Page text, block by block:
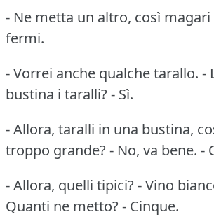
- Ne metta un altro, così
fermi.
- Vorrei anche qualche tarallo. -
bustina i taralli? - Sì.
- Allora, taralli in una bustina,
troppo grande? - No, va bene. -
- Allora, quelli tipici? - Vino
Quanti ne metto? - Cinque.